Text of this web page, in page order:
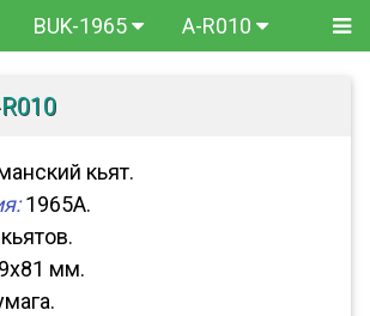
BUK-1965 A-R010
кьят.
1965A.
мм.